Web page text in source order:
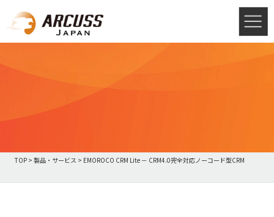
TOP >製品・サービス > EMOROCO CRM Lite － CRM4.0完全対応ノーコード型CRM